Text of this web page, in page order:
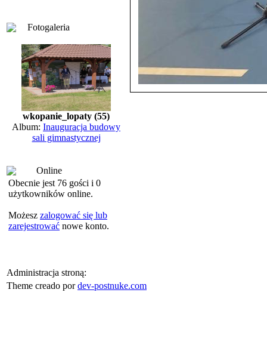
Fotogaleria
wkopanie_lopaty (55)
Album: Inauguracja budowy
sali gimnastycznej
Online
Obecnie jest 76 gości i 0
użytkowników online.
Możesz zalogować się lub
zarejestrować nowe konto.
Administracja stroną:
Theme creado pordev-postnuke.com